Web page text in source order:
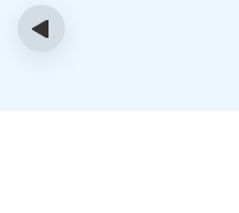
меня начало
‹